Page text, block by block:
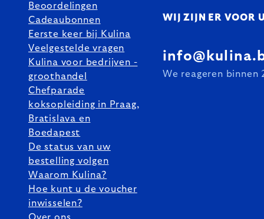
Beoordelingen
Cadeaubonnen
Eerste keer bij Kulina
Veelgestelde vragen
Kulina voor bedrijven -
groothandel
Chefparade
koksopleiding in Praag,
Bratislava en
Boedapest
De status van uw
bestelling volgen
Waarom Kulina?
Hoe kunt u de voucher
inwisselen?
WIJ ZIJN ER VOOR U
We reageren binnen